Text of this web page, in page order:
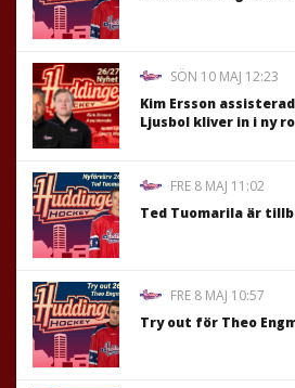
SÖN 10 MAJ 12:23
Kim Ersson
Ljusbol kliver in i ny
FRE 8 MAJ 11:02
Ted Tuomarila är
FRE 8 MAJ 10:57
Try out för Theo